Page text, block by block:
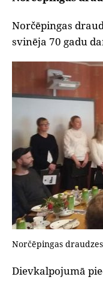
Norčēpingas
svinēja 70 gadu
Norčēpingas
Dievkalpojumā